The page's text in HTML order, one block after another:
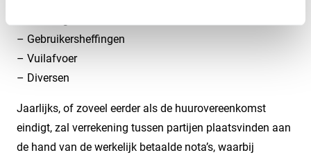
– Gebruikersheffingen
– Vuilafvoer
– Diversen
Jaarlijks, of zoveel eerder als de huurovereenkomst
eindigt, zal verrekening tussen partijen plaatsvinden aan
de hand van de werkelijk betaalde nota’s, waarbij